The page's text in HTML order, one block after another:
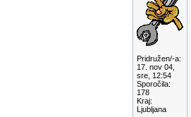
Pridružen/-a:
17. nov 04,
sre, 12:54
Sporočila:
178
Kraj:
Ljubljana